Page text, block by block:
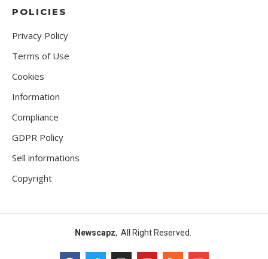
POLICIES
Privacy Policy
Terms of Use
Cookies
Information
Compliance
GDPR Policy
Sell informations
Copyright
Newscapz, All Right Reserved.